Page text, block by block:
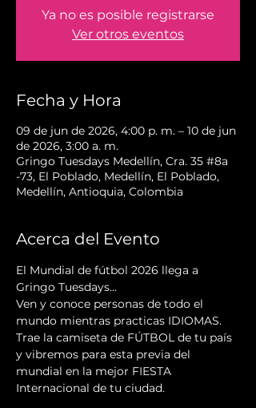
Ya no es posible registrarse
Ver otros eventos
Fecha y Hora
09 de jun de 2026, 4:00 p. m. – 10 de jun
de 2026, 3:00 a. m.
Gringo Tuesdays Medellín, Cra. 35 #8a
-73, El Poblado, Medellín, El Poblado,
Medellín, Antioquia, Colombia
Acerca del Evento
El Mundial de fútbol 2026 llega a
Gringo Tuesdays…
Ven y conoce personas de todo el
mundo mientras practicas IDIOMAS.
Trae la camiseta de FÚTBOL de tu país
y vibremos para esta previa del
mundial en la mejor FIESTA
Internacional de tu ciudad.